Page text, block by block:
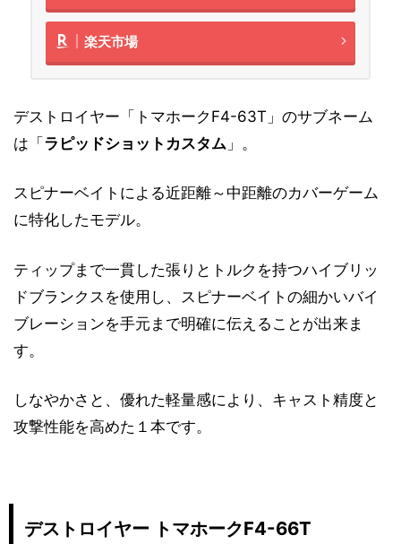
楽天市場
デストロイヤー「トマホークF4-63T」のサブネーム
は「ラピッドショットカスタム 」。
スピナーベイトによる近距離～中距離のカバーゲーム
に特化したモデル。
ティップまで一貫した張りとトルクを持つハイブリッ
ドブランクスを使用し、スピナーベイトの細かいバイ
ブレーションを手元まで明確に伝えることが出来ま
す。
しなやかさと、優れた軽量感により、キャスト精度と
攻撃性能を高めた１本です。
デストロイヤー トマホークF4-66T